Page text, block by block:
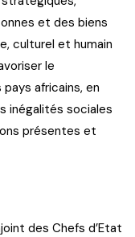
et des biens
culturel et humain
le
africains, en
inégalités sociales
présentes et
des Chefs d’Etat